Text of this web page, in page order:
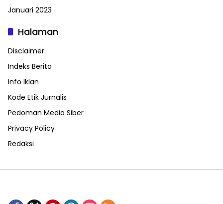
Januari 2023
Halaman
Disclaimer
Indeks Berita
Info Iklan
Kode Etik Jurnalis
Pedoman Media Siber
Privacy Policy
Redaksi